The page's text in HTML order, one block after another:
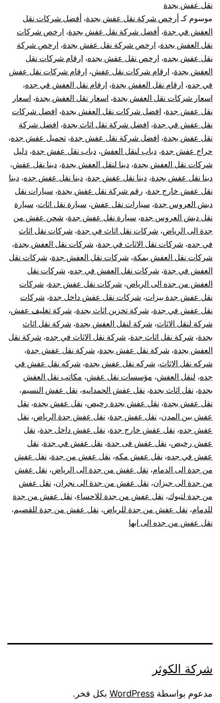
بجدة
نقل
اثاث
فك
تركيب
تغليف
تعقيم
نقل عفش بجدة
موسوم كـ أرخص شركة نقل عفش بجدة، أفضل شركات نقل
العفش في جدة، أفضل شركة نقل عفش بجدة، ارخص شركات
نقل العفش بجدة، ارخص شركة نقل عفش بجدة، ارخص شركة
نقل عفش بجده، ارخص نقل عفش بجده، ارقام شركات نقل
العفش بجدة، ارقام شركات نقل عفش، ارقام شركات نقل عفش
في جده، ارقام نقل العفش بجدة، ارقام نقل العفش في جده،
اسعار شركات نقل العفش بجدة، اسعار نقل العفش بجدة، اسعار
نقل عفش جدة، افضل شركات نقل العفش بجدة، افضل شركات
نقل عفش في جدة، افضل شركة نقل اثاث بجدة، افضل شركة
نقل عفش بجدة، افضل شركة نقل عفش جدة، تحميل عفش جده،
حراج عفش جدة، دباب لنقل العفش، دباب نقل عفش جدة، دليل
شركات نقل العفش بجدة، دينا لنقل العفش بجدة، دينا نقل عفش،
دينا نقل عفش بجدة، دينا نقل عفش جدة، دينا نقل عفش جده، دينا
نقل عفش خارج جدة، رقم شركة نقل عفش بجدة، سيارات نقل
دبش العروس جدة، سيارات نقل عفش، سيارة نقل اثاث، سيارة
نقل دبش العروس جده، سيارة نقل عفش جدة، شحن عفش من
جدة الى الرياض، شركات نقل اثاث في جدة، شركات نقل اثاث
في جده، شركات نقل الاثاث في جدة، شركات نقل العفش بجدة،
شركات نقل العفش بمكة، شركات نقل العفش جدة، شركات نقل
العفش في جدة، شركات نقل العفش في جده، شركات نقل
العفش من جده الى الرياض، شركات نقل عفش جدة، شركات
نقل عفش جدة بيزات، شركات نقل عفش داخل جدة، شركات
نقل عفش في جدة، شركة تخزين اثاث بجدة، شركة تغليف عفش،
شركة لنقل الاثاث، شركة لنقل العفش بجدة، شركة نقل اثاث
بجدة، شركة نقل اثاث جدة، شركة نقل الاثاث في جده، شركة نقل
العفش بجدة، شركة نقل عفش بجدة، شركة نقل عفش جدة،
شركه نقل الاثاث، شركه نقل عفش بجده، شركه نقل عفش في
جده، لنقل العفش، مؤسسات نقل عفش، مكاتب نقل العفش
بجدة، نقل اثاث بجدة، نقل عفش الحمدانيه، نقل عفش النسيم،
نقل عفش بجدة، نقل عفش بجدة رخيص، نقل عفش بجده، نقل
عفش بين المدن، نقل عفش جدة، نقل عفش جدة الرياض، نقل
عفش جده، نقل عفش خارج جدة، نقل عفش داخل جدة، نقل
عفش رخيص، نقل عفش فى جدة، نقل عفش في جدة، نقل
عفش في جده، نقل عفش مكه، نقل عفش من جدة، نقل عفش
من جدة الى الدمام، نقل عفش من جدة الى الرياض، نقل عفش
من جدة الى جيزان، نقل عفش من جدة الى نجران، نقل عفش
من جدة لتبوك، نقل عفش من جدة للاحساء، نقل عفش من جدة
للدمام، نقل عفش من جدة للرياض، نقل عفش من جدة للقصيم،
نقل عفش من جده الى ابها
شركة الكوثر
مدعوم بواسطة WordPress بكل فخر.